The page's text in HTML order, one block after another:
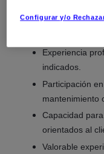
Experiencia
indicados.
Participación
mantenimiento
Capacidad
orientados al
Valorable
Configurar y/o